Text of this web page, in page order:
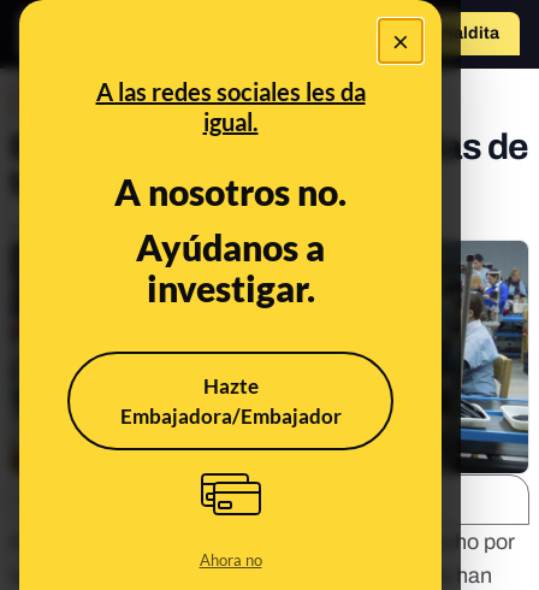
×
A las redes sociales les da
igual.
A nosotros no.
Ayúdanos a
investigar.
Hazte
Embajadora/Embajador
Ahora no
Hazte Maldito
a
El fraude de las falsas ofertas de
trabajo
Sep 18, 2018, 7:45:15 AM
En los últimos días nos habéis preguntado mucho por
la autenticidad de varias ofertas de trabajo que han